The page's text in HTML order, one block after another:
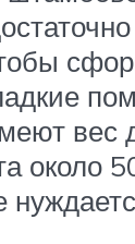
вес
около